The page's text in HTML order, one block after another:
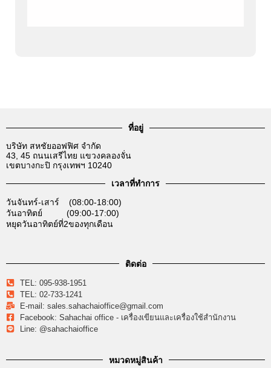
ที่อยู่
บริษัท สหชัยออฟฟิศ จำกัด
43, 45 ถนนเสรีไทย แขวงคลองจั่น
เขตบางกะปิ กรุงเทพฯ 10240
เวลาที่ทำการ
วันจันทร์-เสาร์ (08:00-18:00)
วันอาทิตย์ (09:00-17:00)
หยุดวันอาทิตย์ที่2ของทุกเดือน
ติดต่อ
TEL: 095-938-1951
TEL: 02-733-1241
E-mail: sales.sahachaioffice@gmail.com
Facebook: Sahachai office - เครื่องเขียนและเครื่องใช้สำนักงาน
Line: @sahachaioffice
หมวดหมู่สินค้า